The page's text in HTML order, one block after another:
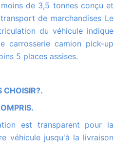
de 3,5 tonnes conçu et
de marchandises Le
du véhicule indique
carrosserie camion pick-up
5 places assises.
CHOISIR?.
véhicule jusqu'à la livraison